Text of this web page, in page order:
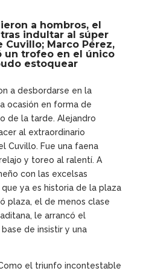
a hombros, el
indultar al súper
Cuvillo; Marco Pérez,
un trofeo en el único
estoquear
a desbordarse en la
ocasión en forma de
de la tarde. Alejandro
al extraordinario
Cuvillo. Fue una faena
y toreo al ralentí. A
con las excelsas
ya es historia de la plaza
plaza, el de menos clase
le arrancó el
de insistir y una
el triunfo incontestable